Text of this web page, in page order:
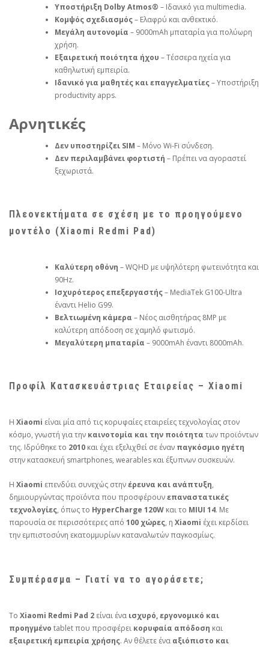
Υποστήριξη Dolby Atmos® – Ιδανικό για multimedia.
Κομψός σχεδιασμός– Ελαφρύ και ανθεκτικό.
Μεγάλη αυτονομία – 9000mAh μπαταρία για πολύωρη
χρήση.
Εξαιρετική ποιότητα ήχου – Τέσσερα ηχεία για
καθηλωτική εμπειρία.
Ιδανικό για μαθητές και επαγγελματίες– Υποστήριξη
productivity apps.
Αρνητικές
Δεν υποστηρίζει SIM – Μόνο Wi-Fi σύνδεση.
Δεν περιλαμβάνει φορτιστή – Πρέπει να αγοραστεί
ξεχωριστά.
Πλεονεκτήματα σε σχέση με το προηγούμενο
μοντέλο (Xiaomi Redmi Pad)
Καλύτερη οθόνη – WQHD με υψηλότερη φωτεινότητα και
90Hz.
Ισχυρότερος επεξεργαστής– MediaTek G100-Ultra
έναντι Helio G99.
Βελτιωμένη κάμερα – Νέος αισθητήρας 8MP με
καλύτερη απόδοση σε χαμηλό φωτισμό.
Μεγαλύτερη μπαταρία – 9000mAh έναντι 8000mAh.
Προφίλ Κατασκευάστριας Εταιρείας – Xiaomi
Η Xiaomi είναι μία από τις κορυφαίες εταιρείες τεχνολογίας στον
κόσμο, γνωστή για την καινοτομία και την ποιότητα των προϊόντων
της. Ιδρύθηκε το 2010 και έχει εξελιχθεί σε έναν παγκόσμιο ηγέτη
στην κατασκευή smartphones, wearables και έξυπνων συσκευών.
Η Xiaomi επενδύει συνεχώς στηνέρευνα και ανάπτυξη,
δημιουργώντας προϊόντα που προσφέρουνεπαναστατικές
τεχνολογίες, όπως το HyperCharge 120W και το MIUI 14. Με
παρουσία σε περισσότερες από 100 χώρες, η Xiaomi έχει κερδίσει
την εμπιστοσύνη εκατομμυρίων καταναλωτών παγκοσμίως.
Συμπέρασμα – Γιατί να το αγοράσετε;
Το Xiaomi Redmi Pad 2 είναι ένα ισχυρό, εργονομικό και
προηγμένο tablet που προσφέρει κορυφαία απόδοση και
εξαιρετική εμπειρία χρήσης. Αν θέλετε ένα αξιόπιστο και